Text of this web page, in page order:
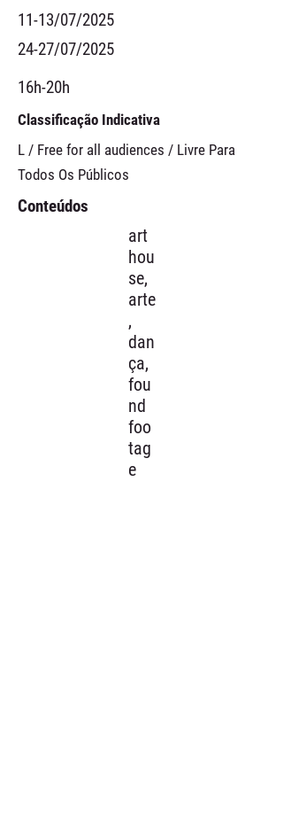
11-13/07/2025
24-27/07/2025
16h-20h
Classificação Indicativa
L / Free for all audiences / Livre Para
Todos Os Públicos
Conteúdos
art
hou
se,
arte
,
dan
ça,
fou
nd
foo
tag
e